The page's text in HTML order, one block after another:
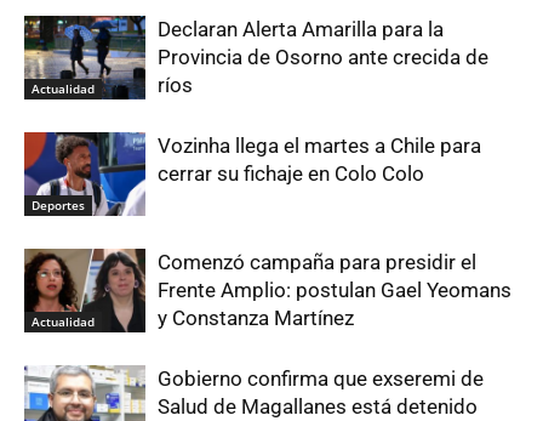
Actualidad
Declaran Alerta Amarilla para la
Provincia de Osorno ante crecida de
ríos
Deportes
Vozinha llega el martes a Chile para
cerrar su fichaje en Colo Colo
Actualidad
Comenzó campaña para presidir el
Frente Amplio: postulan Gael Yeomans
y Constanza Martínez
Gobierno confirma que exseremi de
Salud de Magallanes está detenido